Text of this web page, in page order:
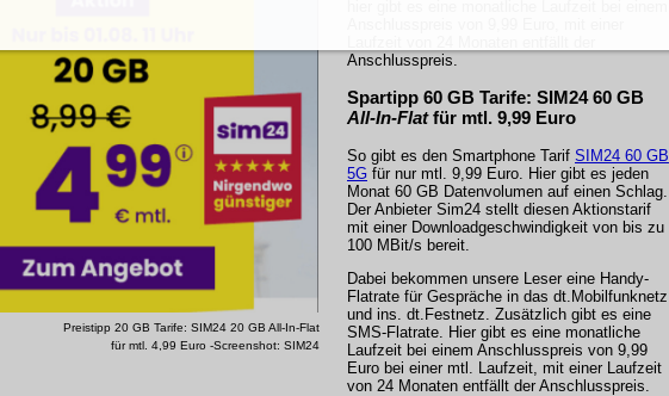
Preistipp 20 GB Tarife: SIM24 20 GB All-In-Flat
für mtl. 4,99 Euro -Screenshot: SIM24
Anschlusspreis.
Spartipp 60 GB Tarife: SIM24 60 GB
All-In-Flatfür mtl. 9,99 Euro
So gibt es den Smartphone Tarif SIM24 60 GB
5G für nur mtl. 9,99 Euro. Hier gibt es jeden
Monat 60 GB Datenvolumen auf einen Schlag.
Der Anbieter Sim24 stellt diesen Aktionstarif
mit einer Downloadgeschwindigkeit von bis zu
100 MBit/s bereit.
Dabei bekommen unsere Leser eine Handy-
Flatrate für Gespräche in das dt.Mobilfunknetz
und ins. dt.Festnetz. Zusätzlich gibt es eine
SMS-Flatrate. Hier gibt es eine monatliche
Laufzeit bei einem Anschlusspreis von 9,99
Euro bei einer mtl. Laufzeit, mit einer Laufzeit
von 24 Monaten entfällt der Anschlusspreis.